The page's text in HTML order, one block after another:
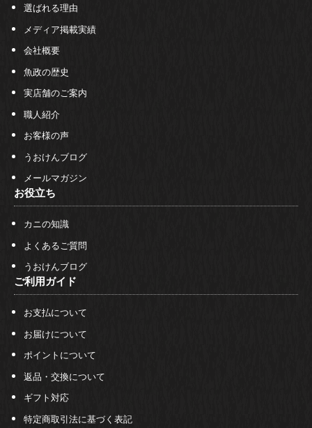
選ばれる理由
メディア掲載実績
会社概要
魚政の歴史
実店舗のご案内
職人紹介
お客様の声
うおけんブログ
メールマガジン
お役立ち
カニの知識
よくあるご質問
うおけんブログ
ご利用ガイド
お支払について
お届けについて
ポイントについて
返品・交換について
ギフト対応
特定商取引法に基づく表記